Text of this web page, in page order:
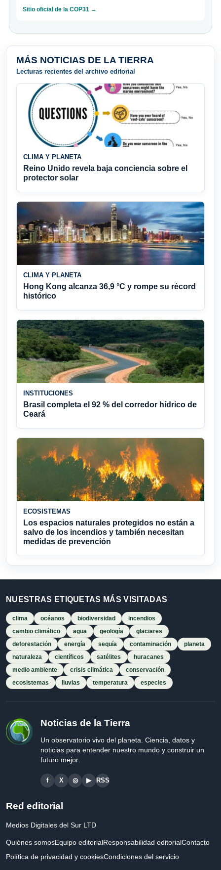
Sitio oficial de la COP31 →
MÁS NOTICIAS DE LA TIERRA
Lecturas recientes del archivo editorial
CLIMA Y PLANETA
Reino Unido revela baja conciencia sobre el
protector solar
CLIMA Y PLANETA
Hong Kong alcanza 36,9 °C y rompe su récord
histórico
INSTITUCIONES
Brasil completa el 92 % del corredor hídrico de
Ceará
ECOSISTEMAS
Los espacios naturales protegidos no están a
salvo de los incendios y también necesitan
medidas de prevención
NUESTRAS ETIQUETAS MÁS VISITADAS
clima océanos biodiversidad
incendios
cambio climático
agua geología
glaciares
deforestación
energía sequía contaminación
planeta
naturaleza
científicos satélites
huracanes
medio ambiente
crisis climática
conservación
ecosistemas
lluvias temperatura especies
Noticias de la Tierra
Un observatorio vivo del planeta. Ciencia, datos y
noticias para entender nuestro mundo y construir un
futuro mejor.
f X ◎ ▶ RSS
Red editorial
Medios Digitales del Sur LTD
Quiénes somosEquipo editorialResponsabilidad editorialContacto
Política de privacidad y cookiesCondiciones del servicio